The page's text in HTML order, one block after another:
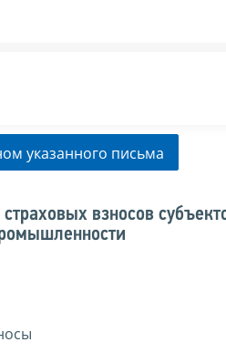
указанного письма
взносов